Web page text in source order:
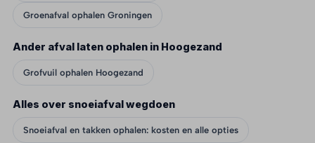
Groenafval ophalen Groningen
Ander afval laten ophalen in Hoogezand
Grofvuil ophalen Hoogezand
Alles over snoeiafval wegdoen
Snoeiafval en takken ophalen: kosten en alle opties